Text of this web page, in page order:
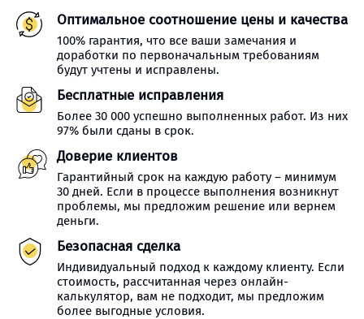
Оптимальное соотношение цены и качества
100% гарантия, что все ваши замечания и
доработки по первоначальным требованиям
будут учтены и исправлены.
Бесплатные исправления
Более 30 000 успешно выполненных работ. Из них
97% были сданы в срок.
Доверие клиентов
Гарантийный срок на каждую работу – минимум
30 дней. Если в процессе выполнения возникнут
проблемы, мы предложим решение или вернем
деньги.
Безопасная сделка
Индивидуальный подход к каждому клиенту. Если
стоимость, рассчитанная через онлайн-
калькулятор, вам не подходит, мы предложим
более выгодные условия.